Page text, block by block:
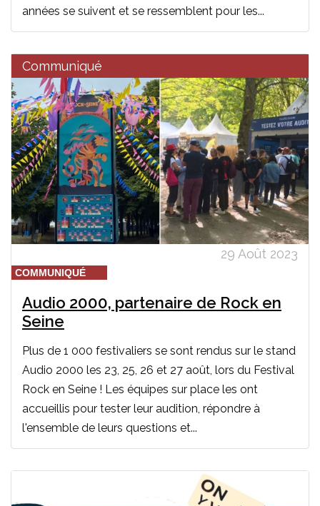
années se suivent et se ressemblent pour les...
Communiqué
29 Août 2023
COMMUNIQUÉ
Audio 2000, partenaire de Rock en
Seine
Plus de 1 000 festivaliers se sont rendus sur le stand
Audio 2000 les 23, 25, 26 et 27 août, lors du Festival
Rock en Seine ! Les équipes sur place les ont
accueillis pour tester leur audition, répondre à
l'ensemble de leurs questions et...